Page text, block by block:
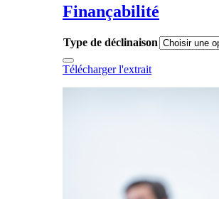
Finançabilité
Type de déclinaison
Télécharger l'extrait